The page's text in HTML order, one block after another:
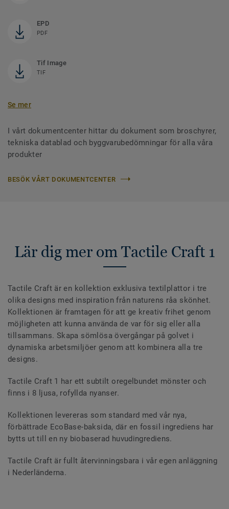
EPD
PDF
Tif Image
TIF
Se mer
I vårt dokumentcenter hittar du dokument som broschyrer,
tekniska datablad och byggvarubedömningar för alla våra
produkter
BESÖK VÅRT DOKUMENTCENTER
Lär dig mer om Tactile Craft 1
Tactile Craft är en kollektion exklusiva textilplattor i tre
olika designs med inspiration från naturens råa skönhet.
Kollektionen är framtagen för att ge kreativ frihet genom
möjligheten att kunna använda de var för sig eller alla
tillsammans. Skapa sömlösa övergångar på golvet i
dynamiska arbetsmiljöer genom att kombinera alla tre
designs.
Tactile Craft 1 har ett subtilt oregelbundet mönster och
finns i 8 ljusa, rofyllda nyanser.
Kollektionen levereras som standard med vår nya,
förbättrade EcoBase-baksida, där en fossil ingrediens har
bytts ut till en ny biobaserad huvudingrediens.
Tactile Craft är fullt återvinningsbara i vår egen anläggning
i Nederländerna.